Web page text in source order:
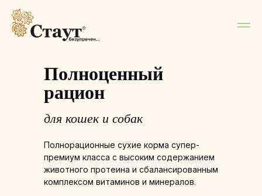
для кошек и собак
Полнорационные сухие корма супер-
премиум класса с высоким содержанием
животного протеина и сбалансированным
комплексом витаминов и минералов.
Полноценный
рацион